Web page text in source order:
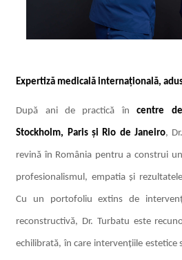
Expertiză medicală internațională,
După ani de practică încentre
Stockholm, Paris și Rio de Janeiro,
revină în România pentru a construi
profesionalismul, empatia și
Cu un portofoliu extins de
reconstructivă, Dr. Turbatu este
echilibrată, în care intervențiile estetice